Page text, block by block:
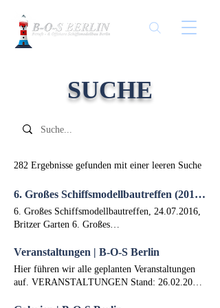
SUCHE
282 Ergebnisse gefunden mit einer leeren Suche
6. Großes Schiffsmodellbautreffen (2016, Britzer Garten)
6. Großes Schiffsmodellbautreffen, 24.07.2016,
Britzer Garten 6. Großes
Großes Schiffsmodellbautreffen Jahr: 2016
Datum: 24.07.2016 Ort: Britzer Garten
Veranstaltungen | B-O-S Berlin
Hier führen wir alle geplanten Veranstaltungen
auf. VERANSTALTUNGEN Stand: 26.02.2026